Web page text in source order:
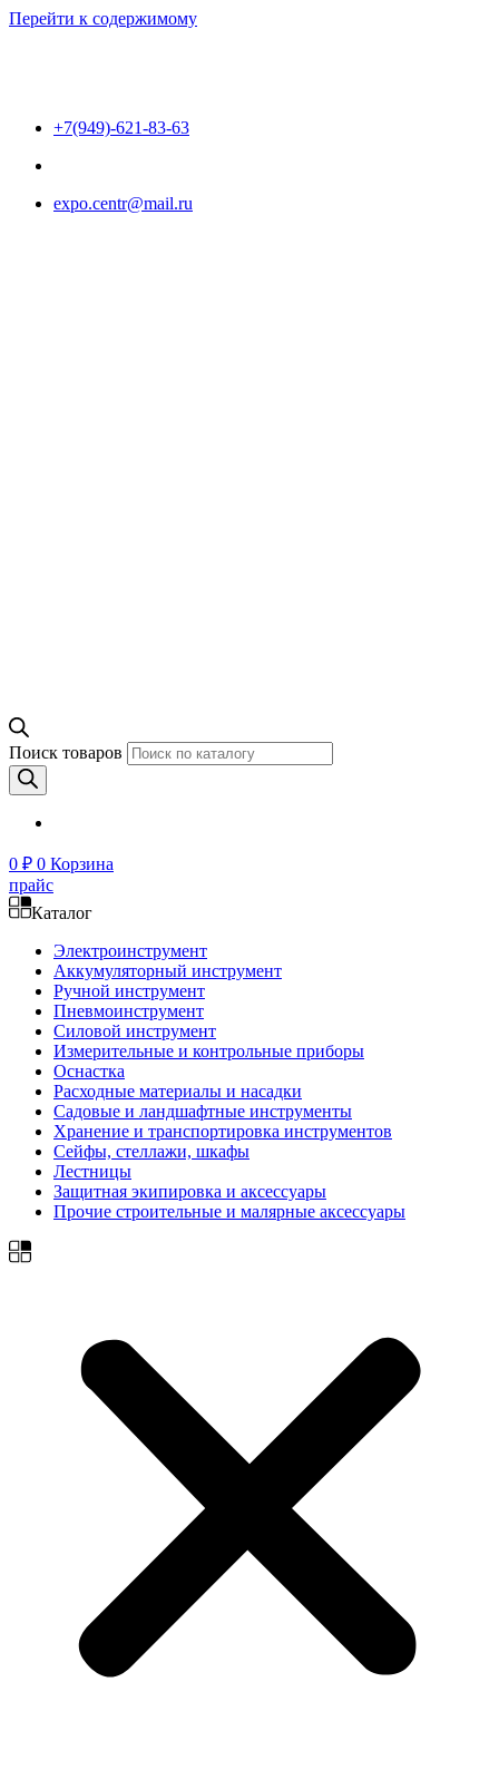
Перейти к содержимому
+7(949)-621-83-63
expo.centr@mail.ru
Поиск товаров
0 ₽ 0 Корзина
прайс
Каталог
Электроинструмент
Аккумуляторный инструмент
Ручной инструмент
Пневмоинструмент
Силовой инструмент
Измерительные и контрольные приборы
Оснастка
Расходные материалы и насадки
Садовые и ландшафтные инструменты
Хранение и транспортировка инструментов
Сейфы, стеллажи, шкафы
Лестницы
Защитная экипировка и аксессуары
Прочие строительные и малярные аксессуары